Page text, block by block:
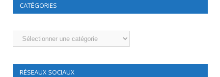
CATÉGORIES
Catégories
RÉSEAUX SOCIAUX